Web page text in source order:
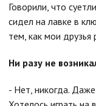
Говорили, что
сидел на лавке в
тем, как мои
Ни разу не
- Нет, никогда.